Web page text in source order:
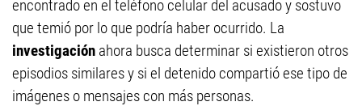
encontrado en el teléfono celular del acusado y sostuvo
que temió por lo que podría haber ocurrido. La
investigación ahora busca determinar si existieron otros
episodios similares y si el detenido compartió ese tipo de
imágenes o mensajes con más personas.